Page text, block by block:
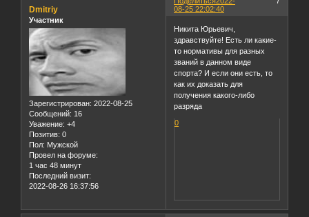
08-25 22:02:40
Dmitriy
Участник
Зарегистрирован: 2022-08-25
Сообщений: 16
Уважение: +4
Позитив: 0
Пол: Мужской
Провел на форуме:
1 час 48 минут
Последний визит:
2022-08-26 16:37:56
Никита Юрьевич,
здравствуйте! Есть ли какие-
то нормативы для разных
званий в данном виде
спорта? И если они есть, то
как их доказать для
получения какого-либо
разряда
0